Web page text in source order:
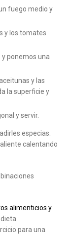
fuego medio y
y los tomates
ponemos una
y las
la superficie y
y servir.
especias.
calentando
alimenticios y
para una